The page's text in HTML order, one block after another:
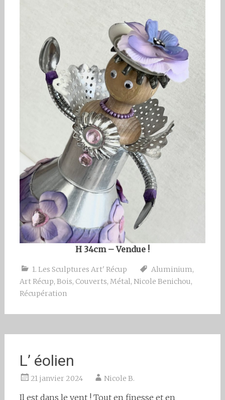
H 34cm – Vendue !
1. Les Sculptures Art' Récup Aluminium,
Art Récup, Bois, Couverts, Métal, Nicole Benichou,
Récupération
L’ éolien
21 janvier 2024 Nicole B.
Il est dans le vent ! Tout en finesse et en